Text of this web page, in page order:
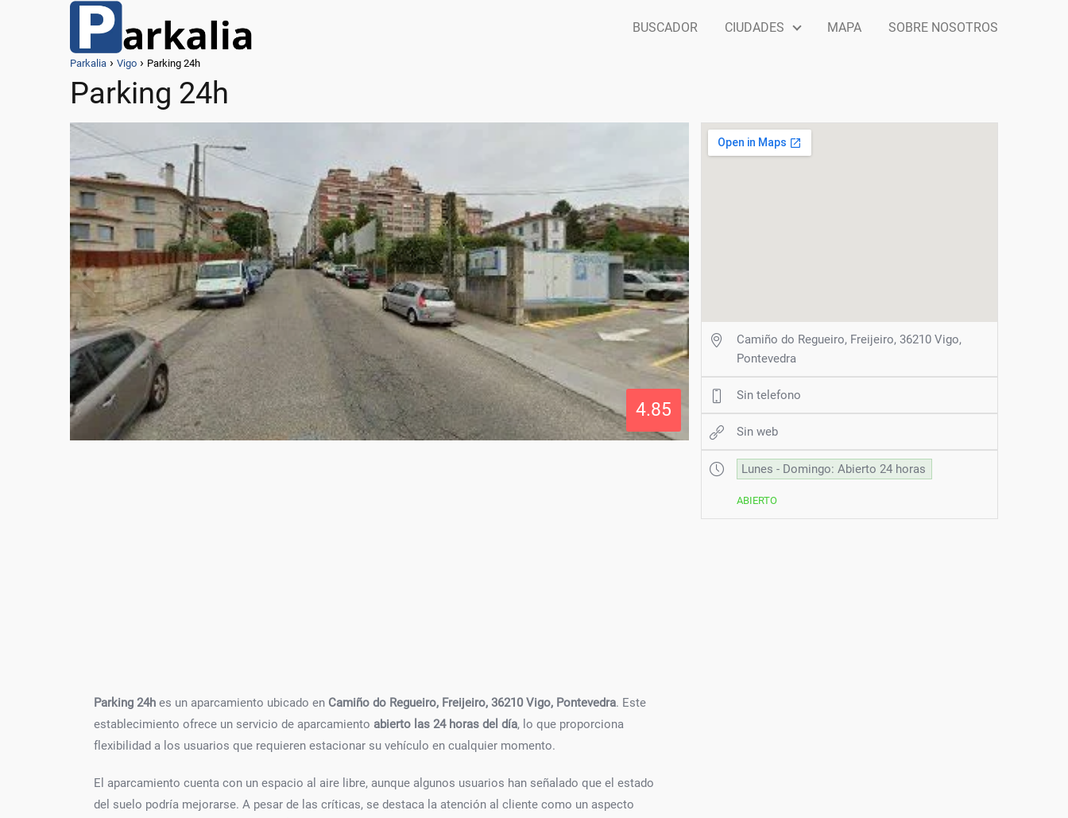
BUSCADOR CIUDADES MAPA SOBRE NOSOTROS
Parkalia Vigo Parking 24h
Parking 24h
4.85
Parking 24h es un aparcamiento ubicado en Camiño do Regueiro, Freijeiro, 36210 Vigo, Pontevedra. Este
establecimiento ofrece un servicio de aparcamiento abierto las 24 horas del día, lo que proporciona
flexibilidad a los usuarios que requieren estacionar su vehículo en cualquier momento.
El aparcamiento cuenta con un espacio al aire libre, aunque algunos usuarios han señalado que el estado
del suelo podría mejorarse. A pesar de las críticas, se destaca la atención al cliente como un aspecto
Camiño do Regueiro, Freijeiro, 36210 Vigo,
Pontevedra
Sin telefono
Sin web
Lunes - Domingo: Abierto 24 horas
ABIERTO